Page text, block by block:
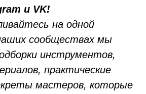
и VK!
на одной
сообществах мы
инструментов,
практические
мастеров, которые